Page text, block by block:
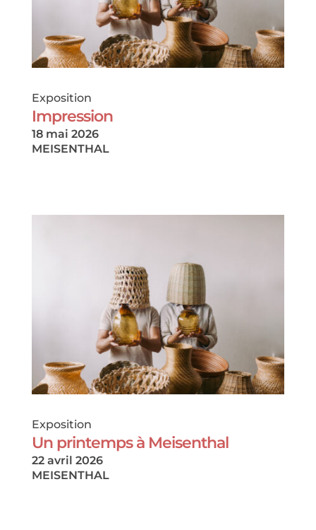
Exposition
Impression
18 mai 2026
MEISENTHAL
Exposition
Un printemps à Meisenthal
22 avril 2026
MEISENTHAL